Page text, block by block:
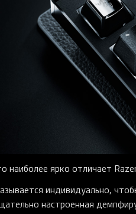
ярко отличает
индивидуально,
настроенная